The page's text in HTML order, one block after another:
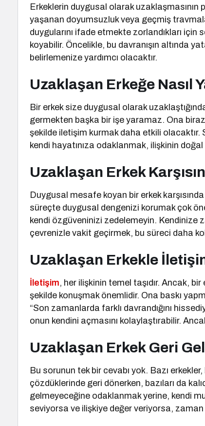
Erkeklerin duygusal olarak uzaklaşmasının
yaşanan doyumsuzluk veya geçmiş
duygularını ifade etmekte zorlandıkları
koyabilir. Öncelikle, bu davranışın altında
belirlemenize yardımcı olacaktır.
Uzaklaşan Erkeğe Nasıl
Bir erkek size duygusal olarak
germekten başka bir işe yaramaz. Ona
şekilde iletişim kurmak daha etkili
kendi hayatınıza odaklanmak, ilişkinin doğal
Uzaklaşan Erkek
Duygusal mesafe koyan bir erkek
süreçte duygusal dengenizi korumak çok
kendi özgüveninizi zedelemeyin. Kendinize
çevrenizle vakit geçirmek, bu süreci daha
Uzaklaşan Erkekle
İletişim, her ilişkinin temel taşıdır. Ancak,
şekilde konuşmak önemlidir. Ona baskı
“Son zamanlarda farklı davrandığını
onun kendini açmasını kolaylaştırabilir.
Uzaklaşan Erkek Geri
Bu sorunun tek bir cevabı yok. Bazı
çözdüklerinde geri dönerken, bazıları da
gelmeyeceğine odaklanmak yerine, kendi
seviyorsa ve ilişkiye değer veriyorsa,